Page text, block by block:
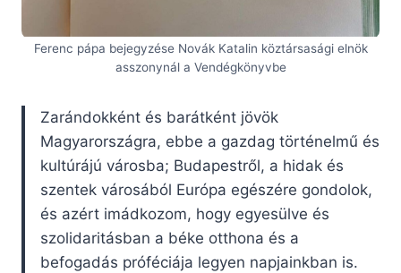
Ferenc pápa bejegyzése Novák Katalin köztársasági elnök
asszonynál a Vendégkönyvbe
Zarándokként és barátként jövök
Magyarországra, ebbe a gazdag történelmű és
kultúrájú városba; Budapestről, a hidak és
szentek városából Európa egészére gondolok,
és azért imádkozom, hogy egyesülve és
szolidaritásban a béke otthona és a
befogadás próféciája legyen napjainkban is.